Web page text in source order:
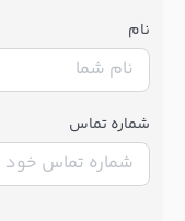
نام
شماره تماس